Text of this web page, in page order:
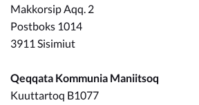
Makkorsip Aqq. 2
Postboks 1014
3911 Sisimiut
Qeqqata Kommunia Maniitsoq
Kuuttartoq B1077